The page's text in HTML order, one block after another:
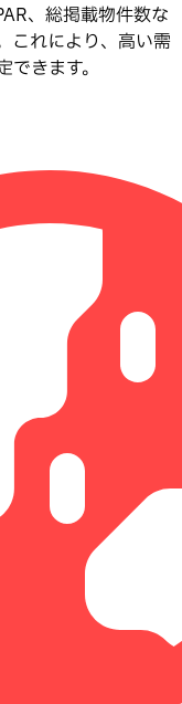
、総掲載物件数な
これにより、高い需
きます。